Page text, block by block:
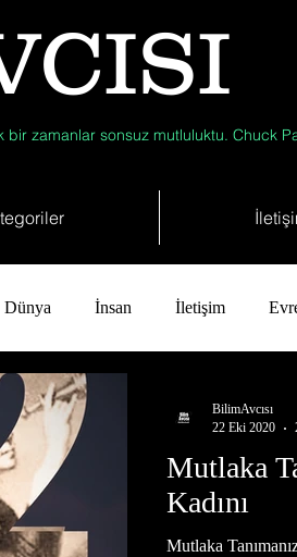
bir zamanlar sonsuz mutluluktu. Chuck
Dünya İnsan İletişim
Fizik
Kısa Kısa Bilim Kimya Bilim
Mutlaka
Kadını
Mutlaka
BilimAvcısı
22 Eki 2020